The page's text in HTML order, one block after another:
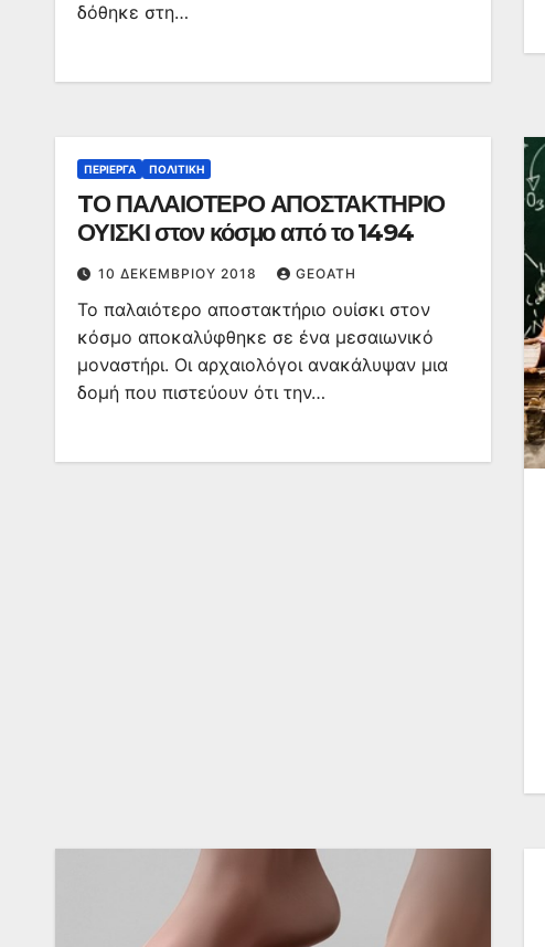
δόθηκε στη…
ΠΕΡΊΕΡΓΑ ΠΟΛΙΤΙΚΉ
TΟ ΠΑΛΑΙΟΤΕΡΟ ΑΠΟΣΤΑΚΤΗΡΙΟ
ΟΥΙΣΚΙ στον κόσμο από το 1494
10 ΔΕΚΕΜΒΡΊΟΥ 2018 GEOATH
Το παλαιότερο αποστακτήριο ουίσκι στον
κόσμο αποκαλύφθηκε σε ένα μεσαιωνικό
μοναστήρι. Οι αρχαιολόγοι ανακάλυψαν μια
δομή που πιστεύουν ότι την…